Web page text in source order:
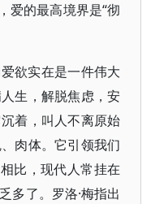
爱的最高境界是“彻
欲实在是一件伟大
生，解脱焦虑，安
着，叫人不离原始
肉体。它引领我们
比，现代人常挂在
多了。罗洛·梅指出